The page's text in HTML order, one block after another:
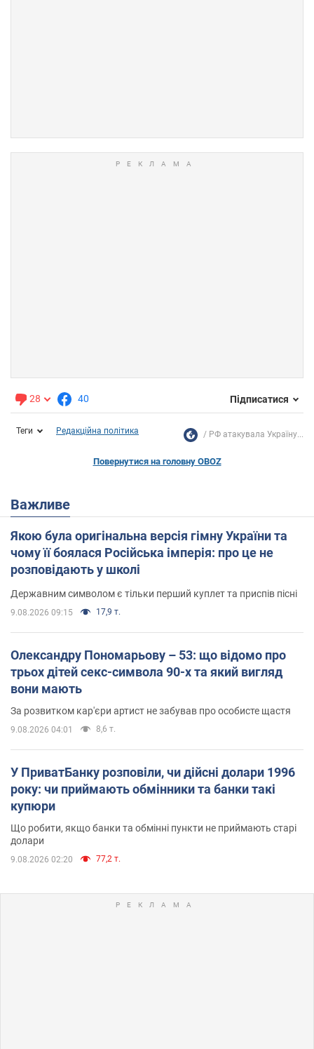
28 40 Підписатися
Теги Редакційна політика РФ атакувала Україну...
Повернутися на головну OBOZ
Важливе
Якою була оригінальна версія гімну України та
чому її боялася Російська імперія: про це не
розповідають у школі
Державним символом є тільки перший куплет та приспів пісні
9.08.2026 09:15 17,9 т.
Олександру Пономарьову – 53: що відомо про
трьох дітей секс-символа 90-х та який вигляд
вони мають
За розвитком кар'єри артист не забував про особисте щастя
9.08.2026 04:01 8,6 т.
У ПриватБанку розповіли, чи дійсні долари 1996
року: чи приймають обмінники та банки такі
купюри
Що робити, якщо банки та обмінні пункти не приймають старі
долари
9.08.2026 02:20 77,2 т.